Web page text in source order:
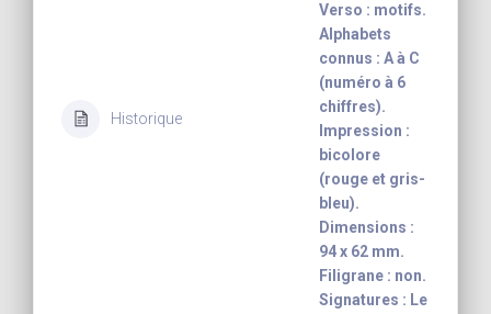
Historique
Verso : motifs.
Alphabets
connus : A à C
(numéro à 6
chiffres).
Impression :
bicolore
(rouge et gris-
bleu).
Dimensions :
94 x 62 mm.
Filigrane : non.
Signatures : Le